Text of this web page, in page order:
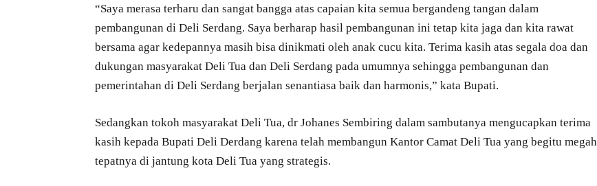
“Saya merasa terharu dan sangat bangga atas capaian kita semua bergandeng tangan dalam
pembangunan di Deli Serdang. Saya berharap hasil pembangunan ini tetap kita jaga dan kita rawat
bersama agar kedepannya masih bisa dinikmati oleh anak cucu kita. Terima kasih atas segala doa dan
dukungan masyarakat Deli Tua dan Deli Serdang pada umumnya sehingga pembangunan dan
pemerintahan di Deli Serdang berjalan senantiasa baik dan harmonis,” kata Bupati.
Sedangkan tokoh masyarakat Deli Tua, dr Johanes Sembiring dalam sambutanya mengucapkan terima
kasih kepada Bupati Deli Derdang karena telah membangun Kantor Camat Deli Tua yang begitu megah
tepatnya di jantung kota Deli Tua yang strategis.